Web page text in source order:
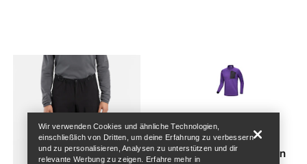
Help
Rho SV Zip Neck
Funktionsshirt Herren
Wir verwenden Cookies und ähnliche Technologien,
einschließlich von Dritten, um deine Erfahrung zu verbessern
und zu personalisieren, Analysen zu unterstützen und dir
relevante Werbung zu zeigen. Erfahre mehr in